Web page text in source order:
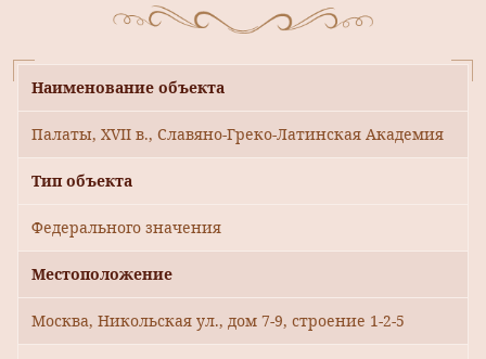
Наименование объекта
Палаты, XVII в., Славяно-Греко-Латинская Академия
Тип объекта
Федерального значения
Местоположение
Москва, Никольская ул., дом 7-9, строение 1-2-5